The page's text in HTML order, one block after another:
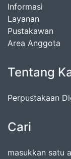
Informasi
Layanan
Pustakawan
Area Anggota
Tentang
Perpustakaan
Cari
masukkan satu